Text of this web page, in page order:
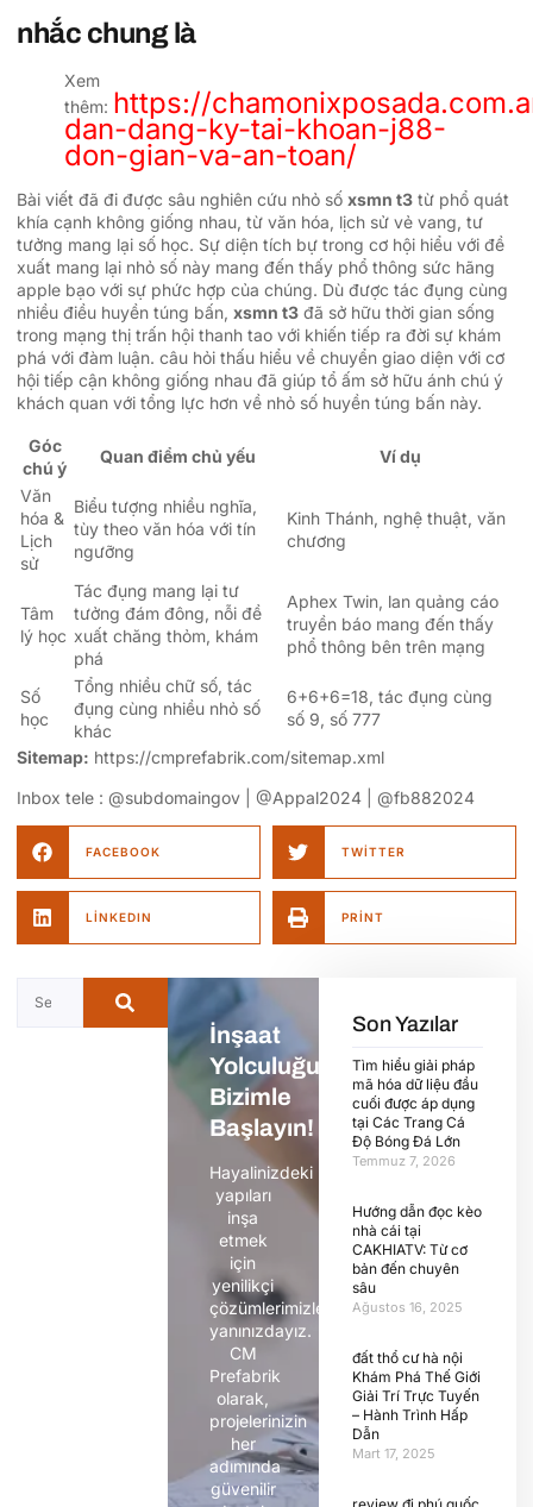
nhắc chung là
Xem
thêm: https://
dan-dang-ky-tai-khoan-j88-
don-gian-va-an-toan/
Bài viết đã đi được sâu nghiên cứu nhỏ số xsmn t3 từ phổ quát
khía cạnh không giống nhau, từ văn hóa, lịch sử vẻ vang, tư
tưởng mang lại số học. Sự diện tích bự trong cơ hội hiểu với đề
xuất mang lại nhỏ số này mang đến thấy phổ thông sức hãng
apple bạo với sự phức hợp của chúng. Dù được tác đụng cùng
nhiều điều huyền túng bấn, xsmn t3 đã sở hữu thời gian sống
trong mạng thị trấn hội thanh tao với khiến tiếp ra đời sự khám
phá với đàm luận. câu hỏi thấu hiểu về chuyển giao diện với cơ
hội tiếp cận không giống nhau đã giúp tổ ấm sở hữu ánh chú ý
khách quan với tổng lực hơn về nhỏ số huyền túng bấn này.
Góc
chú ý
Quan điểm chủ yếu
Ví dụ
Văn
hóa &
Lịch
sử
Biểu tượng nhiều nghĩa,
tùy theo văn hóa với tín
ngưỡng
Kinh Thánh, nghệ thuật, văn
chương
Tâm
lý học
Tác đụng mang lại tư
tưởng đám đông, nỗi đề
xuất chăng thỏm, khám
phá
Aphex Twin, lan quảng cáo
truyền báo mang đến thấy
phổ thông bên trên mạng
Số
học
Tổng nhiều chữ số, tác
đụng cùng nhiều nhỏ số
khác
6+6+6=18, tác đụng cùng
số 9, số 777
Sitemap: https://cmprefabrik.com/sitemap.xml
Inbox tele : @subdomaingov | @Appal2024 | @fb882024
FACEBOOK TWITTER
LINKEDIN PRINT
İnşaat
Yolculuğunuza
Bizimle
Başlayın!
Hayalinizdeki
yapıları
inşa
etmek
için
yenilikçi
çözümlerimizle
yanınızdayız.
CM
Prefabrik
olarak,
projelerinizin
her
adımında
güvenilir
Son Yazılar
Tìm hiểu giải pháp
mã hóa dữ liệu đầu
cuối được áp dụng
tại Các Trang Cá
Độ Bóng Đá Lớn
Temmuz 7, 2026
Hướng dẫn đọc kèo
nhà cái tại
CAKHIATV: Từ cơ
bản đến chuyên
sâu
Ağustos 16, 2025
đất thổ cư hà nội
Khám Phá Thế Giới
Giải Trí Trực Tuyến
– Hành Trình Hấp
Dẫn
Mart 17, 2025